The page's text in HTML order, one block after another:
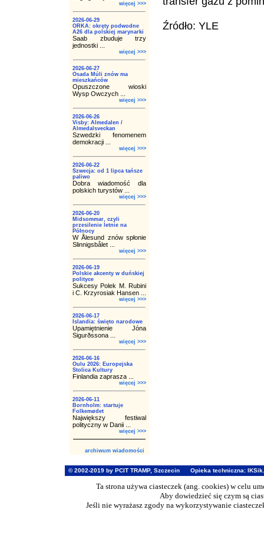
więcej >>>
2026-06-29
ORKA: okręty podwodne
A26 dla polskiej marynarki
Saab zbuduje trzy
jednostki ...
więcej >>>
2026-06-27
Osada Múli znów ma
mieszkańców
Opuszczone wioski
Wysp Owczych ...
więcej >>>
2026-06-26
Visby: Almedalen /
Almedalsveckan
Szwedzki fenomenem
demokracji ...
więcej >>>
2026-06-22
Szwecja: od 1 lipca tańsze
paliwo
Dobra wiadomość dla
polskich turystów ...
więcej >>>
2026-06-20
Midsommar, czyli
przesilenie letnie na
Północy
W Ålesund znów spłonie
Slinnigsbålet ...
więcej >>>
2026-06-19
Polskie akcenty w duńskiej
polityce
Sukcesy Polek M. Rubini
i C. Krzyrosiak Hansen ...
więcej >>>
2026-06-17
Islandia: święto narodowe
Upamiętnienie Jóna
Sigurðssona ...
więcej >>>
2026-06-16
Oulu 2026: Europejska
Stolica Kultury
Finlandia zaprasza ...
więcej >>>
2026-06-11
Bornholm: startuje
Folkemødet
Największy festiwal
polityczny w Danii ...
więcej >>>
archiwum wiadomości
Źródło: YLE
© 2002-2019 by PCIT TRAMP, Szczecin Opieka techniczna:
Ta strona używa ciasteczek (ang. cookies) w celu
Aby dowiedzieć się czym są
Jeśli nie wyrażasz zgody na wykorzystywanie